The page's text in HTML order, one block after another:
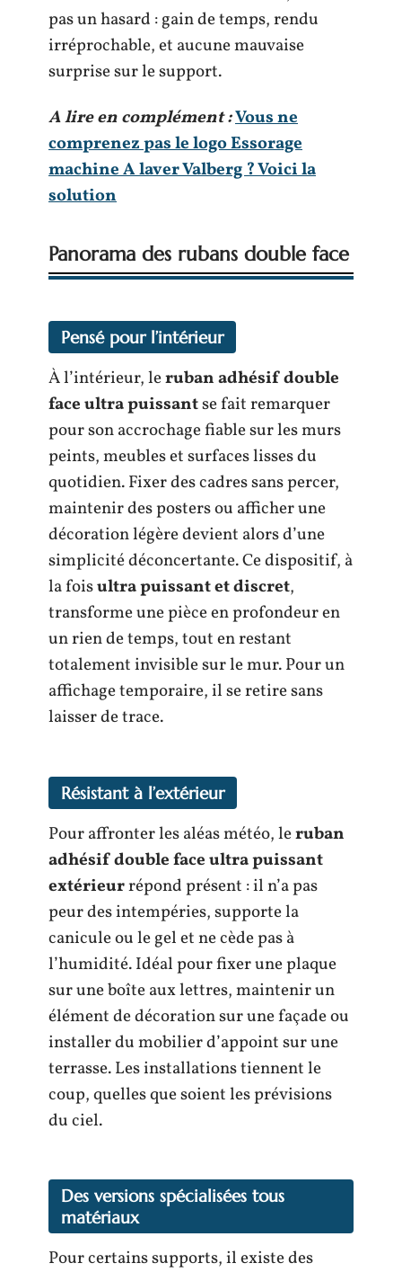
pas un hasard : gain de temps, rendu
irréprochable, et aucune mauvaise
surprise sur le support.
A lire en complément :Vous ne
comprenez pas le logo Essorage
machine A laver Valberg ? Voici la
solution
Panorama des rubans double face
Pensé pour l’intérieur
À l’intérieur, leruban adhésif double
face ultra puissantse fait remarquer
pour son accrochage fiable sur les murs
peints, meubles et surfaces lisses du
quotidien. Fixer des cadres sans percer,
maintenir des posters ou afficher une
décoration légère devient alors d’une
simplicité déconcertante. Ce dispositif, à
la foisultra puissant et discret,
transforme une pièce en profondeur en
un rien de temps, tout en restant
totalement invisible sur le mur. Pour un
affichage temporaire, il se retire sans
laisser de trace.
Résistant à l’extérieur
Pour affronter les aléas météo, leruban
adhésif double face ultra puissant
extérieurrépond présent : il n’a pas
peur des intempéries, supporte la
canicule ou le gel et ne cède pas à
l’humidité. Idéal pour fixer une plaque
sur une boîte aux lettres, maintenir un
élément de décoration sur une façade ou
installer du mobilier d’appoint sur une
terrasse. Les installations tiennent le
coup, quelles que soient les prévisions
du ciel.
Des versions spécialisées tous
matériaux
Pour certains supports, il existe des